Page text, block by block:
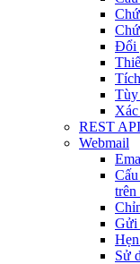
Đổi
Tùy
REST
Webmail
trên
Gửi
Sử